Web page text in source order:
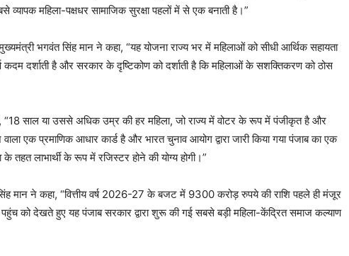
महिला-पक्षधर सामाजिक सुरक्षा पहलों में से एक बनाती है।”
भगवंत सिंह मान ने कहा, “यह योजना राज्य भर में महिलाओं को सीधी आर्थिक सहायता
कदम दर्शाती है और सरकार के दृष्टिकोण को दर्शाती है कि महिलाओं के सशक्तिकरण को ठोस
“18 साल या उससे अधिक उम्र की हर महिला, जो राज्य में वोटर के रूप में पंजीकृत है और
एक प्रमाणिक आधार कार्ड है और भारत चुनाव आयोग द्वारा जारी किया गया पंजाब का एक
तहत लाभार्थी के रूप में रजिस्टर होने की योग्य होगी।”
सिंह मान ने कहा, “वित्तीय वर्ष 2026-27 के बजट में 9300 करोड़ रुपये की राशि पहले ही मंजूर
को देखते हुए यह पंजाब सरकार द्वारा शुरू की गई सबसे बड़ी महिला-केंद्रित समाज कल्याण